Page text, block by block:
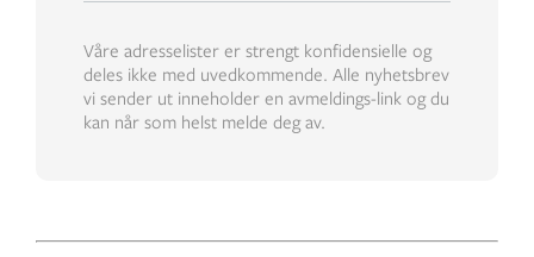
Våre adresselister er strengt konfidensielle og
deles ikke med uvedkommende. Alle nyhetsbrev
vi sender ut inneholder en avmeldings-link og du
kan når som helst melde deg av.